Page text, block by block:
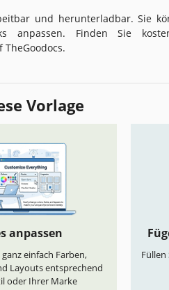
und herunterladbar. Sie
anpassen. Finden Sie
Vorlage
anpassen
einfach Farben,
Layouts entsprechend
oder Ihrer Marke
Füllen